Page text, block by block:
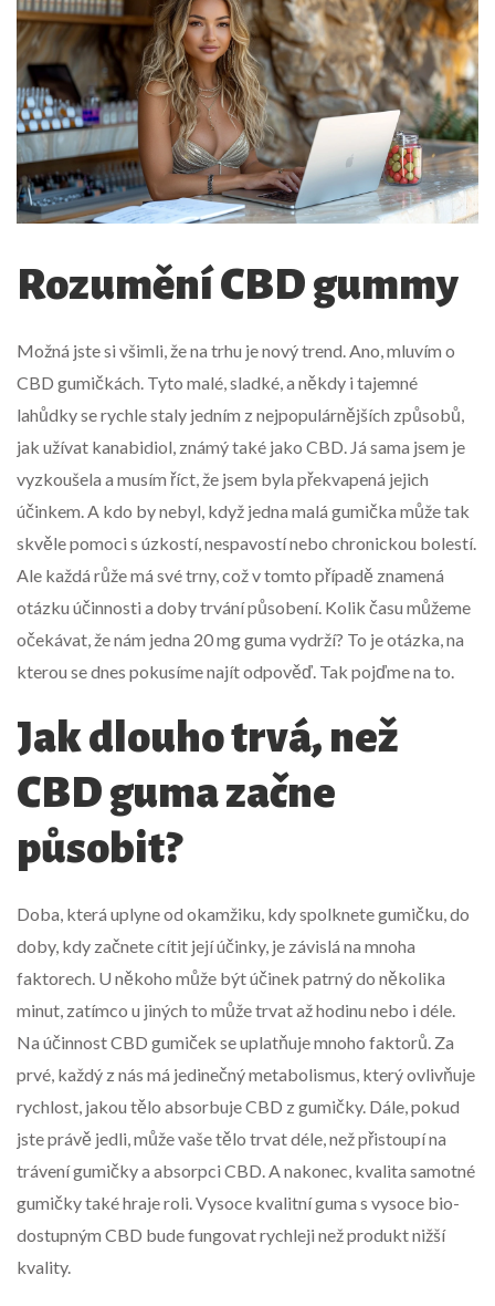
Rozumění CBD gummy
Možná jste si všimli, že na trhu je nový trend. Ano, mluvím o
CBD gumičkách. Tyto malé, sladké, a někdy i tajemné
lahůdky se rychle staly jedním z nejpopulárnějších způsobů,
jak užívat kanabidiol, známý také jako CBD. Já sama jsem je
vyzkoušela a musím říct, že jsem byla překvapená jejich
účinkem. A kdo by nebyl, když jedna malá gumička může tak
skvěle pomoci s úzkostí, nespavostí nebo chronickou bolestí.
Ale každá růže má své trny, což v tomto případě znamená
otázku účinnosti a doby trvání působení. Kolik času můžeme
očekávat, že nám jedna 20 mg guma vydrží? To je otázka, na
kterou se dnes pokusíme najít odpověď. Tak pojďme na to.
Jak dlouho trvá, než
CBD guma začne
působit?
Doba, která uplyne od okamžiku, kdy spolknete gumičku, do
doby, kdy začnete cítit její účinky, je závislá na mnoha
faktorech. U někoho může být účinek patrný do několika
minut, zatímco u jiných to může trvat až hodinu nebo i déle.
Na účinnost CBD gumiček se uplatňuje mnoho faktorů. Za
prvé, každý z nás má jedinečný metabolismus, který ovlivňuje
rychlost, jakou tělo absorbuje CBD z gumičky. Dále, pokud
jste právě jedli, může vaše tělo trvat déle, než přistoupí na
trávení gumičky a absorpci CBD. A nakonec, kvalita samotné
gumičky také hraje roli. Vysoce kvalitní guma s vysoce bio-
dostupným CBD bude fungovat rychleji než produkt nižší
kvality.